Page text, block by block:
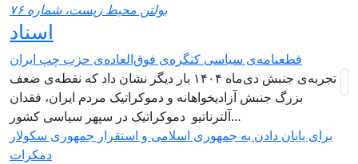
بولتن محیط زیست، شماره ۷۶
اسناد
قطعنامه‌ی سیاسی کنگره‌ی فوق‌العاده‌ی حزب چپ ایران
تجربه‌ی جنبش دی‌ماه ۱۴۰۴ بار دیگر نشان داد که نقطه‌ی ضعف
بزرگ جنبش آزادیخواهانه و دموکراتیک مردم ایران، فقدان
آلترناتیو دموکراتیک در سپهر سیاسی کشور…
برای پایان دادن به جمهوری اسلامی و استقرار جمهوری سکولار
دمکرات